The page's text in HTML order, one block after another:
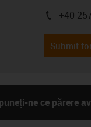
igus-icon-
+40
Submit
ne ce părere